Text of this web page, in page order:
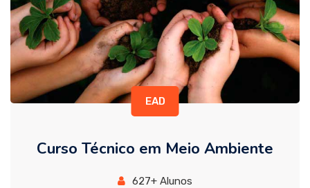
EAD
Curso Técnico em Meio Ambiente
627+ Alunos